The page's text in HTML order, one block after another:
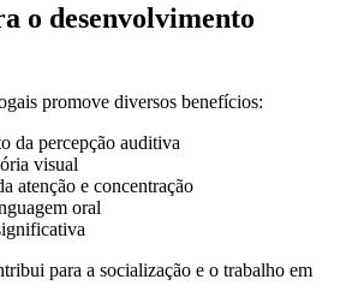
o desenvolvimento
promove diversos benefícios:
da percepção auditiva
visual
atenção e concentração
oral
para a socialização e o trabalho em